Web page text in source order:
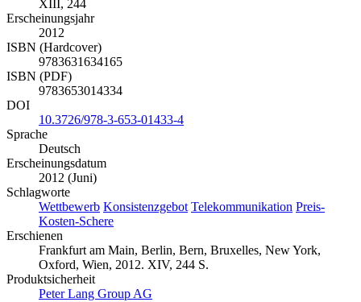
XIII, 244
Erscheinungsjahr
2012
ISBN (Hardcover)
9783631634165
ISBN (PDF)
10.3726/978-3-653-01433-4
Sprache
Deutsch
Erscheinungsdatum
2012 (Juni)
Schlagworte
Wettbewerb Konsistenzgebot
Kosten-Schere
Erschienen
Frankfurt am Main, Berlin, Bern, Bruxelles, New York,
Oxford, Wien, 2012. XIV, 244 S.
Produktsicherheit